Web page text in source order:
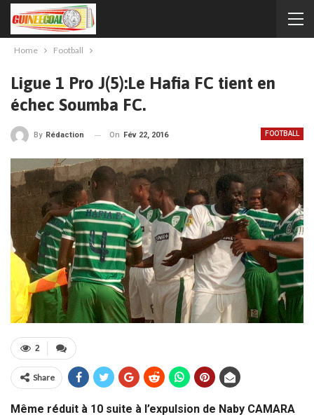
Home Football
Ligue 1 Pro J(5):Le Hafia FC tient en
échec Soumba FC.
FOOTBALL
By Rédaction On Fév 22, 2016
2
Share
Même réduit à 10 suite à l’expulsion de Naby CAMARA